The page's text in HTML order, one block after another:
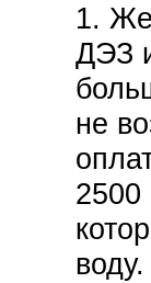
1.
ДЭЗ
не
2500
воду.